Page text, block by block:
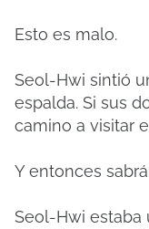
Esto es malo.
Seol-Hwi sintió
espalda. Si sus
camino a visitar
Y entonces
Seol-Hwi estaba